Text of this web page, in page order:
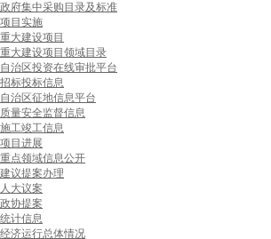
政府集中采购目录及标准
项目实施
重大建设项目
重大建设项目领域目录
自治区投资在线审批平台
招标投标信息
自治区征地信息平台
质量安全监督信息
施工竣工信息
项目进展
重点领域信息公开
建议提案办理
人大议案
政协提案
统计信息
经济运行总体情况